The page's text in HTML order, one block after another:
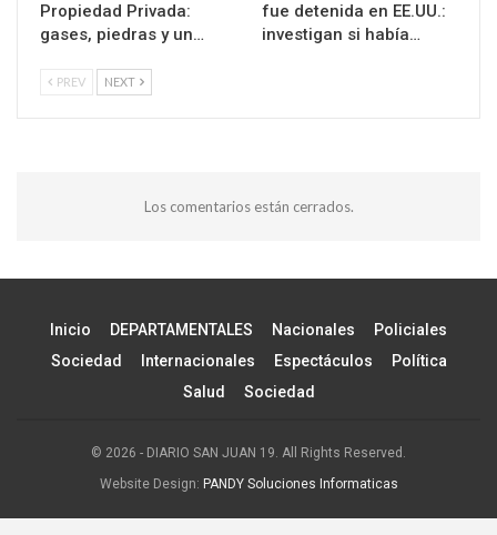
Propiedad Privada:
gases, piedras y un…
fue detenida en EE.UU.:
investigan si había…
PREV NEXT
Los comentarios están cerrados.
Inicio DEPARTAMENTALES Nacionales
Policiales
Sociedad
Internacionales Espectáculos
Política
Salud
Sociedad
© 2026 - DIARIO SAN JUAN 19. All Rights Reserved.
Website Design: PANDY Soluciones Informaticas